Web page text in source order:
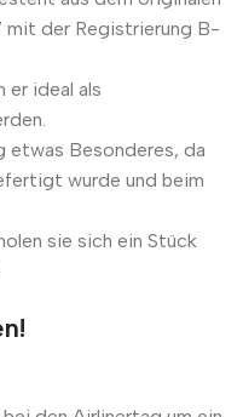
mit der Registrierung B-
er ideal als
etwas Besonderes, da
wurde und beim
sie sich ein Stück